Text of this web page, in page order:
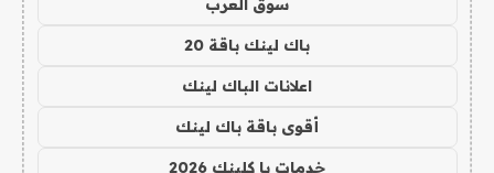
سوق العرب
باك لينك باقة 20
اعلانات الباك لينك
أقوى باقة باك لينك
خدمات با كلينك 2026